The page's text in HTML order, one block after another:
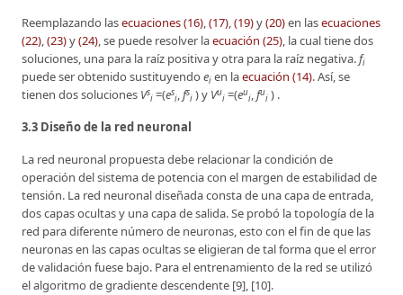
Reemplazando lasecuaciones (16),(17),(19)y(20)en lasecuaciones
(22),(23)y(24), se puede resolver laecuación (25), la cual tiene dos
soluciones, una para la raíz positiva y otra para la raíz negativa.fi
puede ser obtenido sustituyendo ei en laecuación (14). Así, se
tienen dos soluciones Vs
i =(es
i,fs
i ) y Vu
i =(eu
i,fu
i ) .
3.3 Diseño de la red neuronal
La red neuronal propuesta debe relacionar la condición de
operación del sistema de potencia con el margen de estabilidad de
tensión. La red neuronal diseñada consta de una capa de entrada,
dos capas ocultas y una capa de salida. Se probó la topología de la
red para diferente número de neuronas, esto con el fin de que las
neuronas en las capas ocultas se eligieran de tal forma que el error
de validación fuese bajo. Para el entrenamiento de la red se utilizó
el algoritmo de gradiente descendente [9], [10].